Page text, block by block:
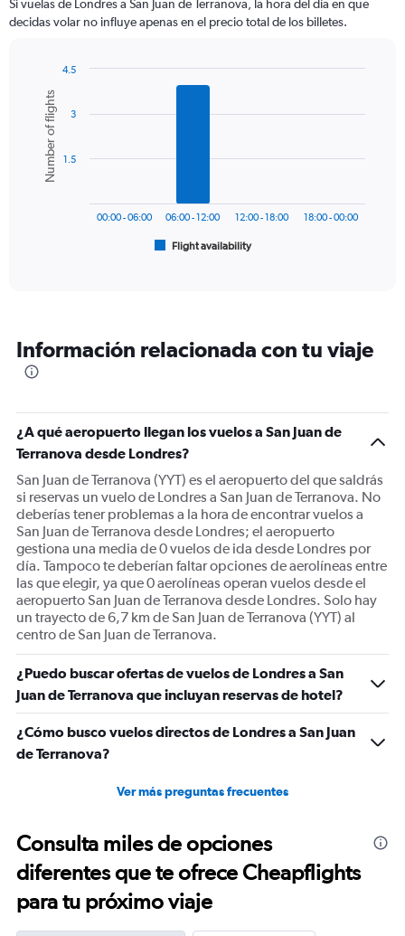
categories.
The
axis
displaying
values.
Range:
Si vuelas de Londres a San Juan de Terranova, la hora del día en que
decidas volar no influye apenas en el precio total de los billetes.
chart
with
bars.
The
categories.
The
Y
axis
displaying
Number
of
flights.
Range:
0
to
4.5.
Chart
graphic.
Number of flights
Flight availability
00:00 - 06:00 06:00 - 12:00 12:00 - 18:00 18:00 - 00:00
1.5
3
4.5
Información relacionada con tu viaje
¿A qué aeropuerto llegan los vuelos a San Juan de
Terranova desde Londres?
San Juan de Terranova (YYT) es el aeropuerto del que saldrás
si reservas un vuelo de Londres a San Juan de Terranova. No
deberías tener problemas a la hora de encontrar vuelos a
San Juan de Terranova desde Londres; el aeropuerto
gestiona una media de 0 vuelos de ida desde Londres por
día. Tampoco te deberían faltar opciones de aerolíneas entre
las que elegir, ya que 0 aerolíneas operan vuelos desde el
aeropuerto San Juan de Terranova desde Londres. Solo hay
un trayecto de 6,7 km de San Juan de Terranova (YYT) al
centro de San Juan de Terranova.
¿Puedo buscar ofertas de vuelos de Londres a San
Juan de Terranova que incluyan reservas de hotel?
¿Cómo busco vuelos directos de Londres a San Juan
de Terranova?
Ver más preguntas frecuentes
Consulta miles de opciones
diferentes que te ofrece Cheapflights
para tu próximo viaje